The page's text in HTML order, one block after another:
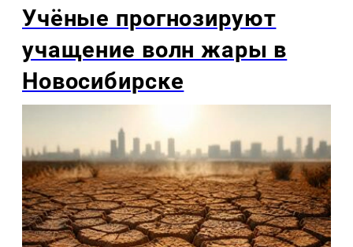
Учёные прогнозируют
учащение волн жары в
Новосибирске